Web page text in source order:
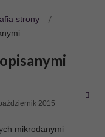
strony
2015
mikrodanymi